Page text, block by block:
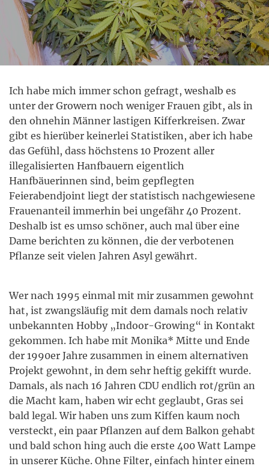
Ich habe mich immer schon gefragt, weshalb es
unter der Growern noch weniger Frauen gibt, als in
den ohnehin Männer lastigen Kifferkreisen. Zwar
gibt es hierüber keinerlei Statistiken, aber ich habe
das Gefühl, dass höchstens 10 Prozent aller
illegalisierten Hanfbauern eigentlich
Hanfbäuerinnen sind, beim gepflegten
Feierabendjoint liegt der statistisch nachgewiesene
Frauenanteil immerhin bei ungefähr 40 Prozent.
Deshalb ist es umso schöner, auch mal über eine
Dame berichten zu können, die der verbotenen
Pflanze seit vielen Jahren Asyl gewährt.
Wer nach 1995 einmal mit mir zusammen gewohnt
hat, ist zwangsläufig mit dem damals noch relativ
unbekannten Hobby „Indoor-Growing“ in Kontakt
gekommen. Ich habe mit Monika* Mitte und Ende
der 1990er Jahre zusammen in einem alternativen
Projekt gewohnt, in dem sehr heftig gekifft wurde.
Damals, als nach 16 Jahren CDU endlich rot/grün an
die Macht kam, haben wir echt geglaubt, Gras sei
bald legal. Wir haben uns zum Kiffen kaum noch
versteckt, ein paar Pflanzen auf dem Balkon gehabt
und bald schon hing auch die erste 400 Watt Lampe
in unserer Küche. Ohne Filter, einfach hinter einem